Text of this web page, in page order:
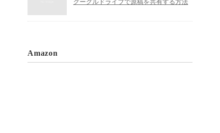
グーグルドライブで原稿を共有する方法
Amazon